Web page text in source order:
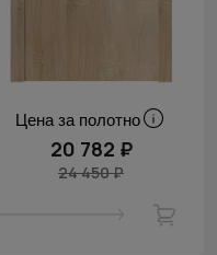
Цена за полотно
20 782 ₽
24 450 ₽